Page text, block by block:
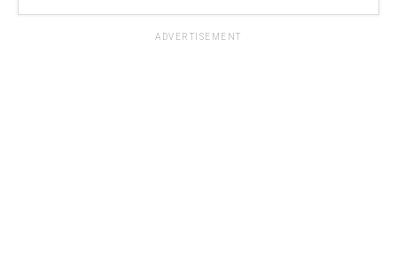
ADVERTISEMENT